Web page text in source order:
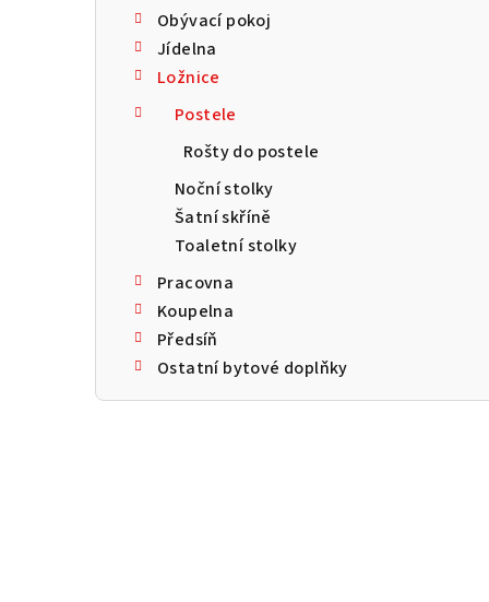
Obývací pokoj
Jídelna
Ložnice
Postele
Rošty do postele
Noční stolky
Šatní skříně
Toaletní stolky
Pracovna
Koupelna
Předsíň
Ostatní bytové doplňky